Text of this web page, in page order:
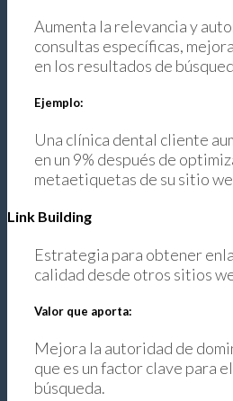
Aumenta la relevancia y
consultas específicas,
en los resultados de
Ejemplo:
Una clínica dental cliente
en un 9% después de
metaetiquetas de su sitio
Link Building
Estrategia para obtener
calidad desde otros sitios
Valor que aporta:
Mejora la autoridad de
que es un factor clave para
búsqueda.